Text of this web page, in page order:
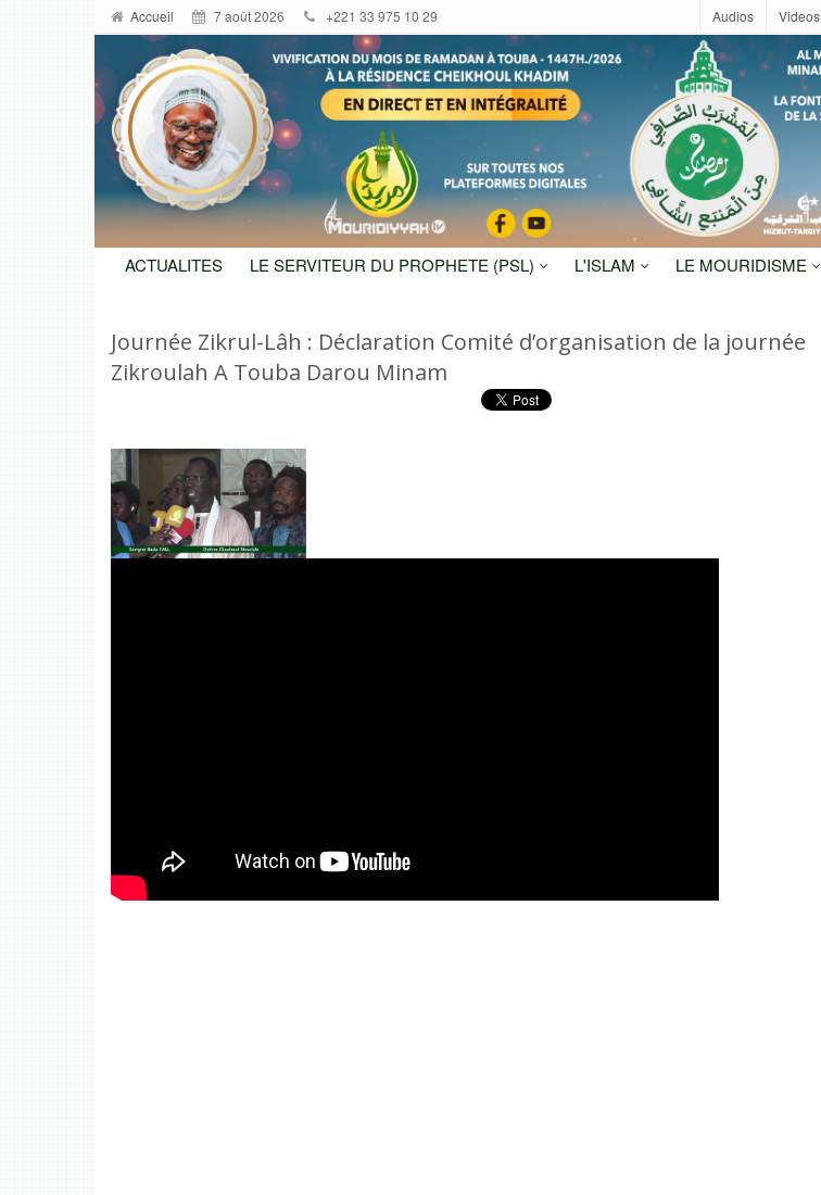
Accueil 7 août 2026 +221 33 975 10 29 Audios Videos
ACTUALITES LE SERVITEUR DU PROPHETE (PSL) L'ISLAM LE MOURIDISME
Journée Zikrul-Lâh : Déclaration Comité d’organisation de la journée
Zikroulah A Touba Darou Minam